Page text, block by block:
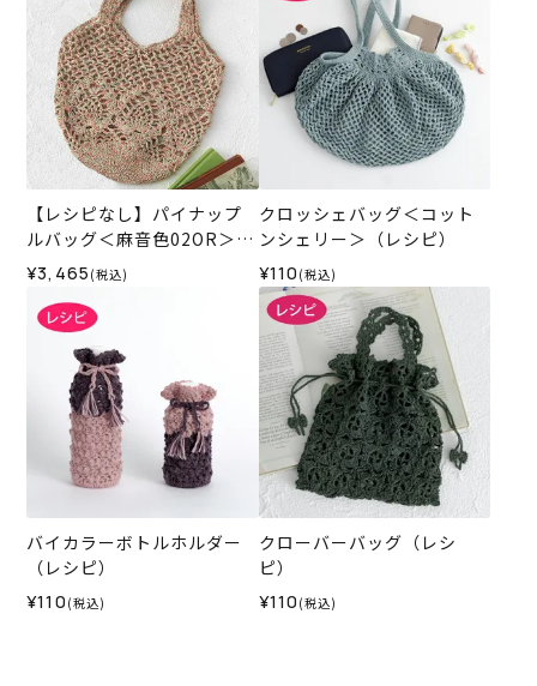
【レシピなし】パイナップ
ルバッグ＜麻音色02OR＞
（編み物 材料セット）
¥3,465 (税込)
クロッシェバッグ＜コット
ンシェリー＞（レシピ）
¥110 (税込)
バイカラーボトルホルダー
（レシピ）
¥110 (税込)
クローバーバッグ（レシ
ピ）
¥110 (税込)